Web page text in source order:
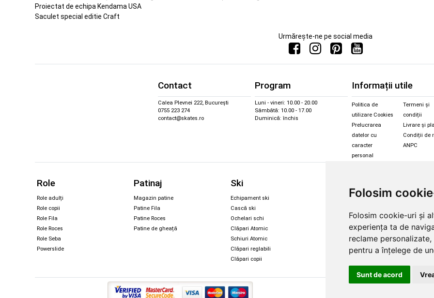
Folosim
Folosim cookie-uri și
experiența ta de
reclame
pentru a înțelege de
Sunt de acord
Proiectat de echipa Kendama USA
Saculet special editie Craft
Urmărește-ne pe social media
Contact
Calea Plevnei 222, București
0755 223 274
contact@skates.ro
Program
Luni - vineri: 10.00 - 20.00
Sâmbătă: 10.00 - 17.00
Duminică: închis
Informații utile
Politica de
utilizare Cookies
Prelucrarea
datelor cu
caracter
personal
Termeni și
condiții
Livrare și
Condiții de
ANPC
Role
Role adulți
Role copii
Role Fila
Role Roces
Role Seba
Powerslide
Patinaj
Magazin patine
Patine Fila
Patine Roces
Patine de gheață
Ski
Echipament ski
Cască ski
Ochelari schi
Clăpari Atomic
Schiuri Atomic
Clăpari reglabili
Clăpari copii
Magazin snowboard
Legături Rome SDS
Skate & longboard
Santa Cruz